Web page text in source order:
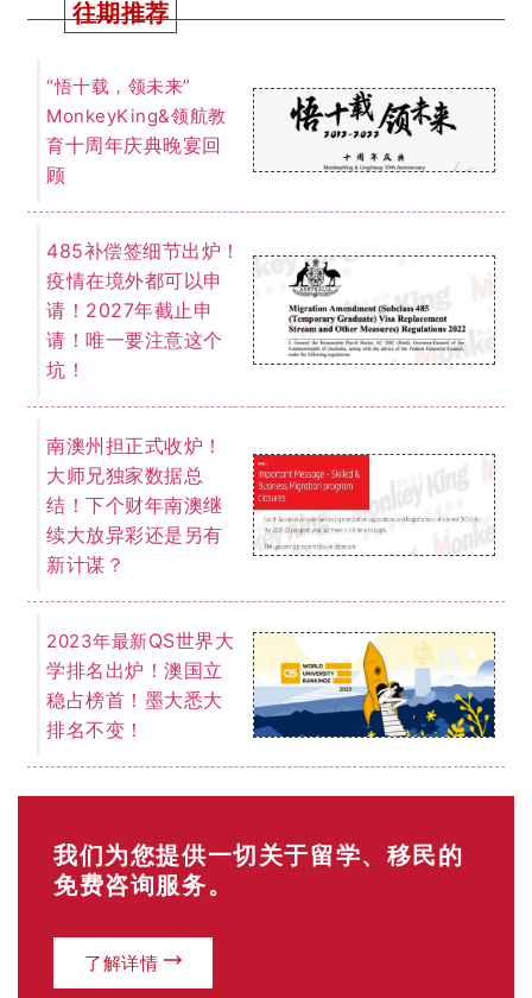
往期推荐
“悟十载，领未来”
MonkeyKing&领航教
育十周年庆典晚宴回
顾
485补偿签细节出炉！
疫情在境外都可以申
请！2027年截止申
请！唯一要注意这个
坑！
南澳州担正式收炉！
大师兄独家数据总
结！下个财年南澳继
续大放异彩还是另有
新计谋？
2023年最新QS世界大
学排名出炉！澳国立
稳占榜首！墨大悉大
排名不变！
我们为您提供一切关于留学、移民的
免费咨询服务。
了解详情